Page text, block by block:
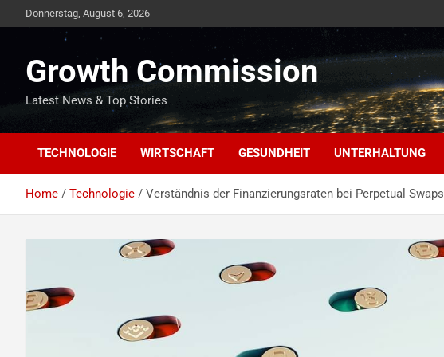
to
Donnerstag, August 6, 2026
Growth Commission
Latest News & Top Stories
TECHNOLOGIE WIRTSCHAFT GESUNDHEIT UNTERHALTUNG
Home Technologie Verständnis der Finanzierungsraten bei Perpetual Swaps